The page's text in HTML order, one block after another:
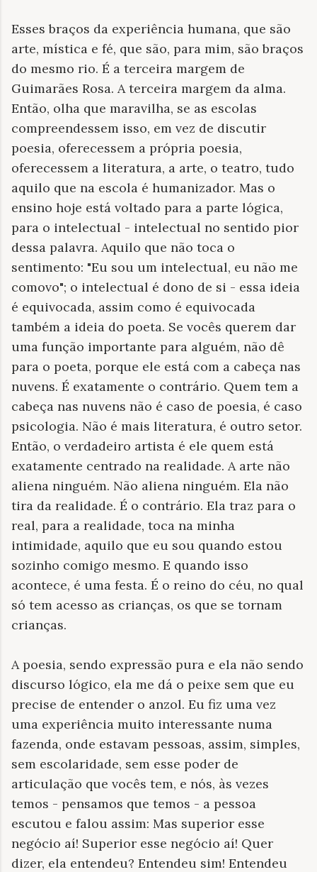
Esses braços da experiência humana, que são
arte, mística e fé, que são, para mim, são braços
do mesmo rio. É a terceira margem de
Guimarães Rosa. A terceira margem da alma.
Então, olha que maravilha, se as escolas
compreendessem isso, em vez de discutir
poesia, oferecessem a própria poesia,
oferecessem a literatura, a arte, o teatro, tudo
aquilo que na escola é humanizador. Mas o
ensino hoje está voltado para a parte lógica,
para o intelectual - intelectual no sentido pior
dessa palavra. Aquilo que não toca o
sentimento: "Eu sou um intelectual, eu não me
comovo"; o intelectual é dono de si - essa ideia
é equivocada, assim como é equivocada
também a ideia do poeta. Se vocês querem dar
uma função importante para alguém, não dê
para o poeta, porque ele está com a cabeça nas
nuvens. É exatamente o contrário. Quem tem a
cabeça nas nuvens não é caso de poesia, é caso
psicologia. Não é mais literatura, é outro setor.
Então, o verdadeiro artista é ele quem está
exatamente centrado na realidade. A arte não
aliena ninguém. Não aliena ninguém. Ela não
tira da realidade. É o contrário. Ela traz para o
real, para a realidade, toca na minha
intimidade, aquilo que eu sou quando estou
sozinho comigo mesmo. E quando isso
acontece, é uma festa. É o reino do céu, no qual
só tem acesso as crianças, os que se tornam
crianças.
A poesia, sendo expressão pura e ela não sendo
discurso lógico, ela me dá o peixe sem que eu
precise de entender o anzol. Eu fiz uma vez
uma experiência muito interessante numa
fazenda, onde estavam pessoas, assim, simples,
sem escolaridade, sem esse poder de
articulação que vocês tem, e nós, às vezes
temos - pensamos que temos - a pessoa
escutou e falou assim: Mas superior esse
negócio aí! Superior esse negócio aí! Quer
dizer, ela entendeu? Entendeu sim! Entendeu